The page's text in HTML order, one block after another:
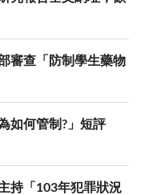
審查「防制學生藥物
如何管制?」短評
持「103年犯罪狀況